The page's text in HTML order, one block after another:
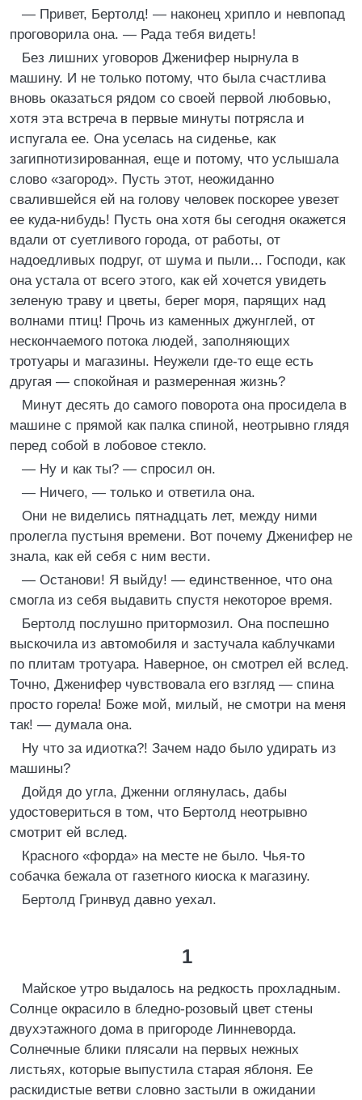
— Привет, Бертолд! — наконец хрипло и невпопад
проговорила она. — Рада тебя видеть!
Без лишних уговоров Дженифер нырнула в
машину. И не только потому, что была счастлива
вновь оказаться рядом со своей первой любовью,
хотя эта встреча в первые минуты потрясла и
испугала ее. Она уселась на сиденье, как
загипнотизированная, еще и потому, что услышала
слово «загород». Пусть этот, неожиданно
свалившейся ей на голову человек поскорее увезет
ее куда-нибудь! Пусть она хотя бы сегодня окажется
вдали от суетливого города, от работы, от
надоедливых подруг, от шума и пыли... Господи, как
она устала от всего этого, как ей хочется увидеть
зеленую траву и цветы, берег моря, парящих над
волнами птиц! Прочь из каменных джунглей, от
нескончаемого потока людей, заполняющих
тротуары и магазины. Неужели где-то еще есть
другая — спокойная и размеренная жизнь?
Минут десять до самого поворота она просидела в
машине с прямой как палка спиной, неотрывно глядя
перед собой в лобовое стекло.
— Ну и как ты? — спросил он.
— Ничего, — только и ответила она.
Они не виделись пятнадцать лет, между ними
пролегла пустыня времени. Вот почему Дженифер не
знала, как ей себя с ним вести.
— Останови! Я выйду! — единственное, что она
смогла из себя выдавить спустя некоторое время.
Бертолд послушно притормозил. Она поспешно
выскочила из автомобиля и застучала каблучками
по плитам тротуара. Наверное, он смотрел ей вслед.
Точно, Дженифер чувствовала его взгляд — спина
просто горела! Боже мой, милый, не смотри на меня
так! — думала она.
Ну что за идиотка?! Зачем надо было удирать из
машины?
Дойдя до угла, Дженни оглянулась, дабы
удостовериться в том, что Бертолд неотрывно
смотрит ей вслед.
Красного «форда» на месте не было. Чья-то
собачка бежала от газетного киоска к магазину.
Бертолд Гринвуд давно уехал.
1
Майское утро выдалось на редкость прохладным.
Солнце окрасило в бледно-розовый цвет стены
двухэтажного дома в пригороде Линневорда.
Солнечные блики плясали на первых нежных
листьях, которые выпустила старая яблоня. Ее
раскидистые ветви словно застыли в ожидании